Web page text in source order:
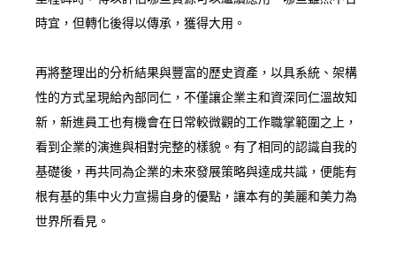
時宜，但轉化後得以傳承，獲得大用。
再將整理出的分析結果與豐富的歷史資產，以具系統、架構
性的方式呈現給內部同仁，不僅讓企業主和資深同仁溫故知
新，新進員工也有機會在日常較微觀的工作職掌範圍之上，
看到企業的演進與相對完整的樣貌。有了相同的認識自我的
基礎後，再共同為企業的未來發展策略與達成共識，便能有
根有基的集中火力宣揚自身的優點，讓本有的美麗和美力為
世界所看見。